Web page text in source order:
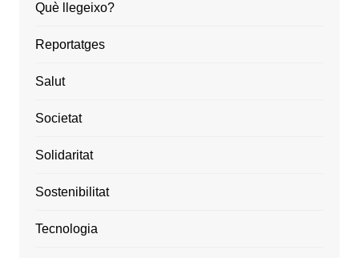
Què llegeixo?
Reportatges
Salut
Societat
Solidaritat
Sostenibilitat
Tecnologia